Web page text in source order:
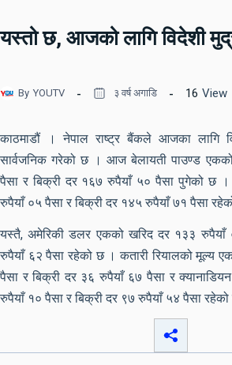
यस्तो छ, आजको लागि विदेशी
By YOUTV ३ वर्ष अगाडि 16 View
काठमाडौं । नेपाल राष्ट्र बैंकले आजका लागि
सार्वजनिक गरेको छ । आज बेलायती पाउण्ड
पैसा र बिक्री दर १६७ रुपैयाँ ५० पैसा पुगेको छ
रुपैयाँ ०५ पैसा र बिक्री दर १४५ रुपैयाँ ७१ पैसा
यस्तै, अमेरिकी डलर एकको खरिद दर १३३ रुपैयाँ
रुपैयाँ ६२ पैसा रहेको छ । कतारी रियालको मूल्य
पैसा र बिक्री दर ३६ रुपैयाँ ६७ पैसा र
रुपैयाँ १० पैसा र बिक्री दर ९७ रुपैयाँ ५४ पैसा